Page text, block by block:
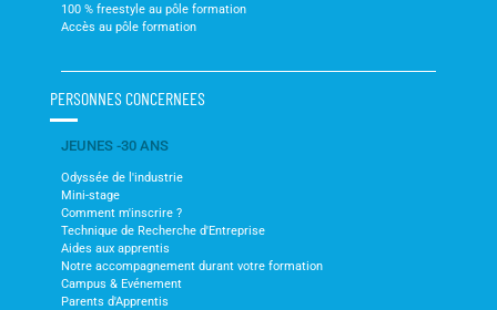
100 % freestyle au pôle formation
Accès au pôle formation
PERSONNES CONCERNEES
JEUNES -30 ANS
Odyssée de l'industrie
Mini-stage
Comment m'inscrire ?
Technique de Recherche d'Entreprise
Aides aux apprentis
Notre accompagnement durant votre formation
Campus & Evénement
Parents d'Apprentis